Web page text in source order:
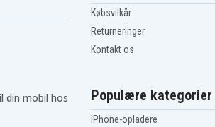
CCD-TR305E, CCDTR30S, CCD-TR30S,
TR323, CCDTR323E, CCD-TR323E,
CCD-TR330E, CCDTR333,
CCDTR340E, CCDTR350, CCDTR350E,
CCDTR355D, CCDTR36, CCD-TR36,
CCDTR380, CCDTR380E, CCD-TR380E,
CCD-TR4, CCDTR40, CCD-TR40,
din mobil hos
Købsvilkår
Returneringer
Kontakt os
Populære kategorier
iPhone-opladere